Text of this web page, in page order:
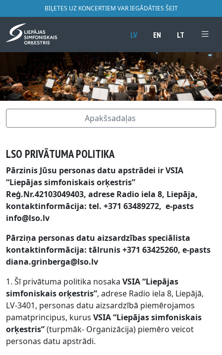
BIĻETES UZ KONCERTIEM VAR IEGĀDĀTIES ŠEIT
LV EN LT
Apakšsadaļas
LSO PRIVĀTUMA POLITIKA
Pārzinis Jūsu personas datu apstrādei ir VSIA
“Liepājas simfoniskais orķestris”
Reģ.Nr.42103049403, adrese Radio iela 8, Liepāja,
kontaktinformācija: tel. +371 63489272, e-pasts
info@lso.lv
Pārziņa personas datu aizsardzības speciālista
kontaktinformācija: tālrunis +371 63425260, e-pasts
diana.grinberga@lso.lv
1. Šī privātuma politika nosaka VSIA “Liepājas
simfoniskais orķestris”, adrese Radio iela 8, Liepājā,
LV-3401, personas datu aizsardzībā piemērojamos
pamatprincipus, kurus VSIA “Liepājas simfoniskais
orķestris”(turpmāk- Organizācija) piemēro veicot
personas datu apstrādi.